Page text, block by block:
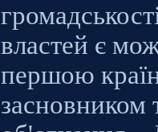
властей є
першою
засновником